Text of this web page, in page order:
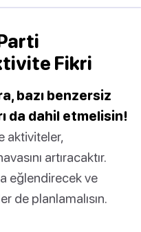
Fikri
bazı benzersiz
da dahil etmelisin!
aktiviteler,
artıracaktır.
eğlendirecek ve
de planlamalısın.